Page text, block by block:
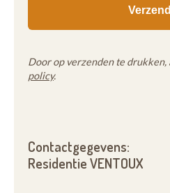
Door op verzenden te drukken,
policy.
Contactgegevens:
Residentie VENTOUX